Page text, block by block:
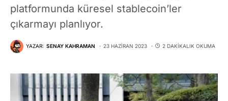
platformunda küresel stablecoin’ler
çıkarmayı planlıyor.
YAZAR: SENAY KAHRAMAN 23 HAZIRAN 2023 2 DAKIKALIK OKUMA